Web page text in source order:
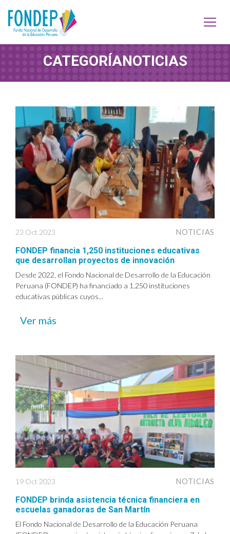
CATEGORÍANOTICIAS
23 Oct 2023 NOTICIAS
FONDEP financia 1,250 instituciones educativas
que desarrollan proyectos de innovación
Desde 2022, el Fondo Nacional de Desarrollo de la Educación
Peruana (FONDEP) ha financiado a 1,250 instituciones
educativas públicas cuyos...
Ver más
19 Oct 2023 NOTICIAS
FONDEP brinda asistencia técnica financiera en
escuelas ganadoras de San Martín
El Fondo Nacional de Desarrollo de la Educación Peruana